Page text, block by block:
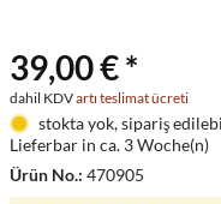
39,00 € *
dahil KDVartı teslimat ücreti
stokta yok, sipariş
Lieferbar in ca. 3 Woche(n)
Ürün No.: 470905